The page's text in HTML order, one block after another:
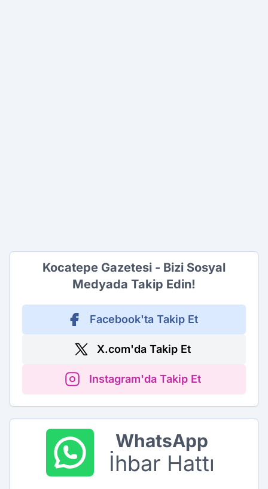
Kocatepe Gazetesi - Bizi Sosyal
Medyada Takip Edin!
Facebook'ta Takip Et
X.com'da Takip Et
Instagram'da Takip Et
WhatsApp
İhbar Hattı